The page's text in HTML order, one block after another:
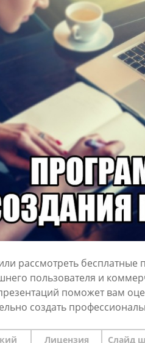
рассмотреть бесплатные
пользователя и
поможет вам
создать
Лицензия Слайд